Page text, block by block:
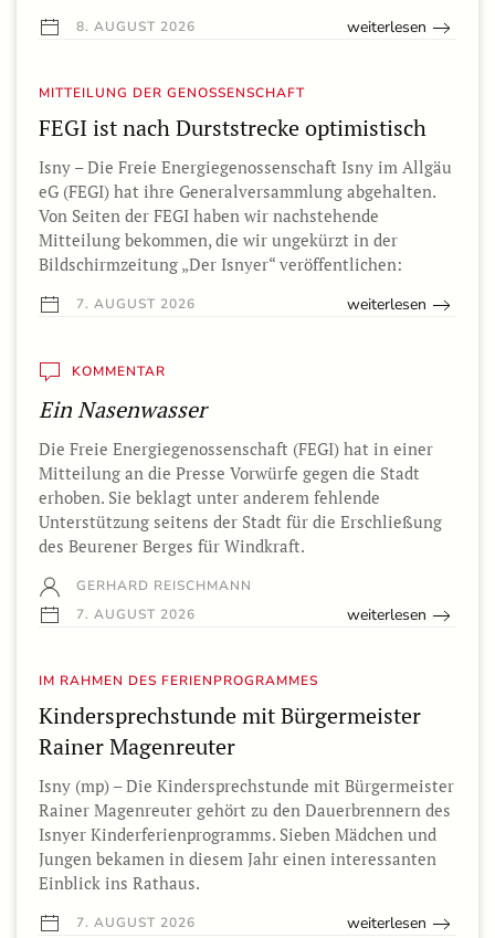
8. AUGUST 2026 weiterlesen
MITTEILUNG DER GENOSSENSCHAFT
FEGI ist nach Durststrecke optimistisch
Isny – Die Freie Energiegenossenschaft Isny im Allgäu
eG (FEGI) hat ihre Generalversammlung abgehalten.
Von Seiten der FEGI haben wir nachstehende
Mitteilung bekommen, die wir ungekürzt in der
Bildschirmzeitung „Der Isnyer“ veröffentlichen:
7. AUGUST 2026 weiterlesen
KOMMENTAR
Ein Nasenwasser
Die Freie Energiegenossenschaft (FEGI) hat in einer
Mitteilung an die Presse Vorwürfe gegen die Stadt
erhoben. Sie beklagt unter anderem fehlende
Unterstützung seitens der Stadt für die Erschließung
des Beurener Berges für Windkraft.
GERHARD REISCHMANN
7. AUGUST 2026
weiterlesen
IM RAHMEN DES FERIENPROGRAMMES
Kindersprechstunde mit Bürgermeister
Rainer Magenreuter
Isny (mp) – Die Kindersprechstunde mit Bürgermeister
Rainer Magenreuter gehört zu den Dauerbrennern des
Isnyer Kinderferienprogramms. Sieben Mädchen und
Jungen bekamen in diesem Jahr einen interessanten
Einblick ins Rathaus.
7. AUGUST 2026 weiterlesen